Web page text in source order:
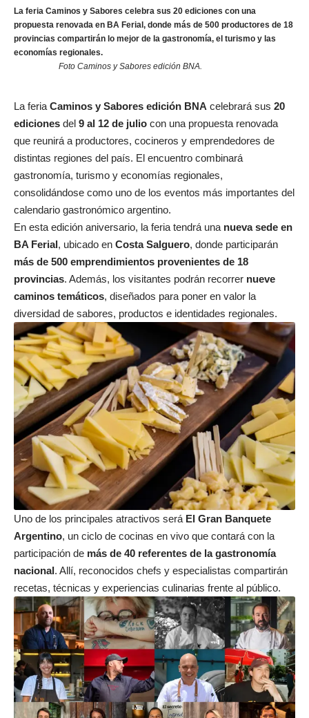
La feria Caminos y Sabores celebra sus 20 ediciones con una
propuesta renovada en BA Ferial, donde más de 500 productores de 18
provincias compartirán lo mejor de la gastronomía, el turismo y las
economías regionales.
Foto Caminos y Sabores edición BNA.
La feria Caminos y Sabores edición BNA celebrará sus 20
ediciones del 9 al 12 de julio con una propuesta renovada
que reunirá a productores, cocineros y emprendedores de
distintas regiones del país. El encuentro combinará
gastronomía, turismo y economías regionales,
consolidándose como uno de los eventos más importantes del
calendario gastronómico argentino.
En esta edición aniversario, la feria tendrá una nueva sede en
BA Ferial, ubicado en Costa Salguero, donde participarán
más de 500 emprendimientos provenientes de 18
provincias. Además, los visitantes podrán recorrer nueve
caminos temáticos, diseñados para poner en valor la
diversidad de sabores, productos e identidades regionales.
Uno de los principales atractivos será El Gran Banquete
Argentino, un ciclo de cocinas en vivo que contará con la
participación de más de 40 referentes de la gastronomía
nacional. Allí, reconocidos chefs y especialistas compartirán
recetas, técnicas y experiencias culinarias frente al público.